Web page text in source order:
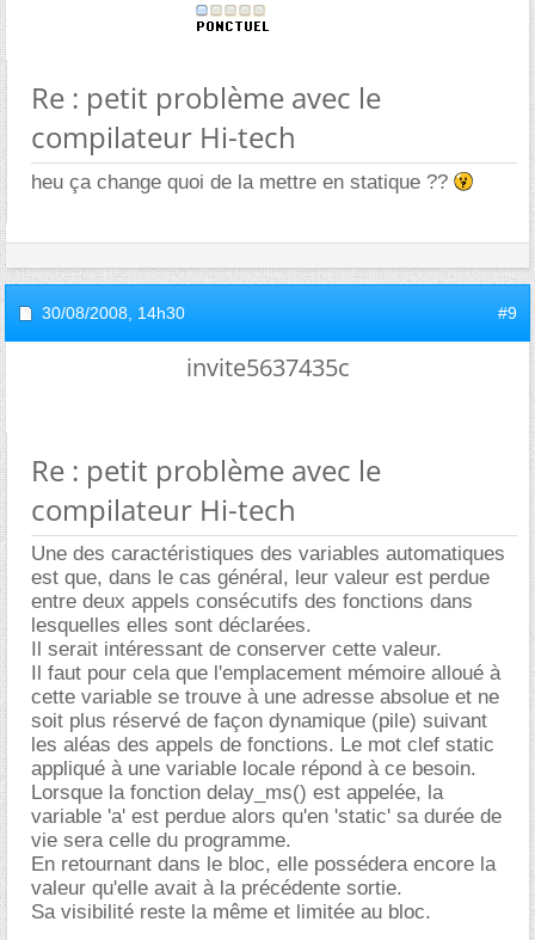
Re : petit problème avec le
compilateur Hi-tech
heu ça change quoi de la mettre en statique ??
30/08/2008, 14h30 #9
invite5637435c
Re : petit problème avec le
compilateur Hi-tech
Une des caractéristiques des variables automatiques
est que, dans le cas général, leur valeur est perdue
entre deux appels consécutifs des fonctions dans
lesquelles elles sont déclarées.
Il serait intéressant de conserver cette valeur.
Il faut pour cela que l'emplacement mémoire alloué à
cette variable se trouve à une adresse absolue et ne
soit plus réservé de façon dynamique (pile) suivant
les aléas des appels de fonctions. Le mot clef static
appliqué à une variable locale répond à ce besoin.
Lorsque la fonction delay_ms() est appelée, la
variable 'a' est perdue alors qu'en 'static' sa durée de
vie sera celle du programme.
En retournant dans le bloc, elle possédera encore la
valeur qu'elle avait à la précédente sortie.
Sa visibilité reste la même et limitée au bloc.